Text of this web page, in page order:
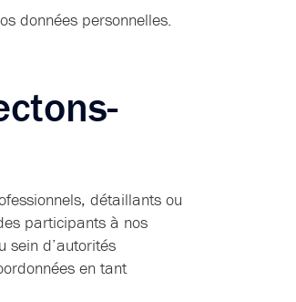
données personnelles.
détaillants ou
participants à nos
sein d’autorités
en tant